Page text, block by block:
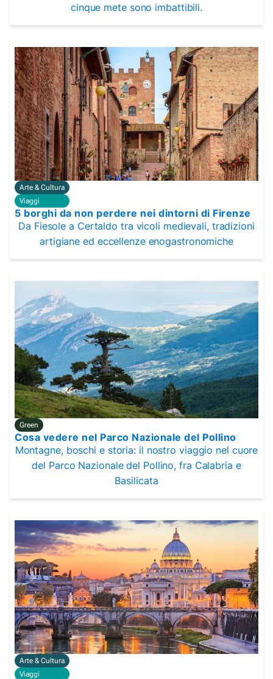
cinque mete sono imbattibili.
Arte & Cultura
Viaggi
5 borghi da non perdere nei dintorni di Firenze
Da Fiesole a Certaldo tra vicoli medievali, tradizioni
artigiane ed eccellenze enogastronomiche
Green
Cosa vedere nel Parco Nazionale del Pollino
Montagne, boschi e storia: il nostro viaggio nel cuore
del Parco Nazionale del Pollino, fra Calabria e
Basilicata
Arte & Cultura
Viaggi